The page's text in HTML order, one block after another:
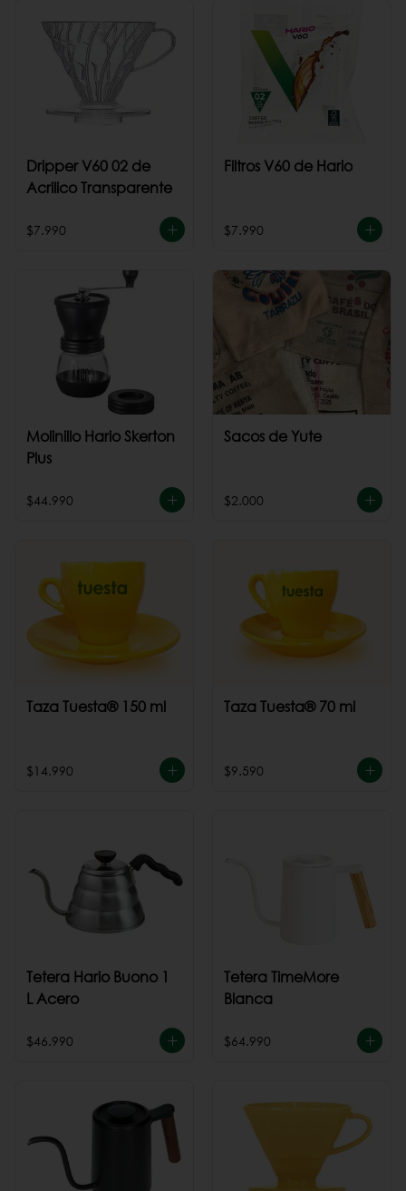
Dripper V60 02 de
Acrilico Transparente
$7.990
Filtros V60 de Hario
$7.990
Molinillo Hario Skerton
Plus
$44.990
Sacos de Yute
$2.000
Taza Tuesta® 150 ml
$14.990
Taza Tuesta® 70 ml
$9.590
Tetera Hario Buono 1
L Acero
$46.990
Tetera TimeMore
Blanca
$64.990